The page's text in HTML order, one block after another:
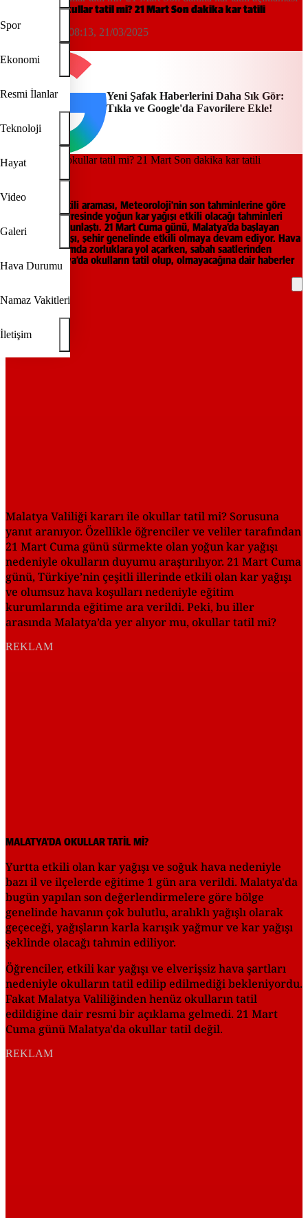
Spor
Ekonomi
Resmi İlanlar
Teknoloji
Hayat
Video
Galeri
Hava Durumu
Namaz Vakitleri
İletişim
Malatya'da okullar tatil mi? 21 Mart Son dakika kar tatili
Tuğba Güner
08:13, 21/03/2025
Yeni Şafak Haberlerini Daha Sık Gör:
Tıkla ve Google'da Favorilere Ekle!
Malatya kar tatili araması, Meteoroloji'nin son tahminlerine göre
Malatya ve çevresinde yoğun kar yağışı etkili olacağı tahminleri
sonrasında yoğunlaştı. 21 Mart Cuma günü, Malatya’da başlayan
yoğun kar yağışı, şehir genelinde etkili olmaya devam ediyor. Hava
koşulları, ulaşımda zorluklara yol açarken, sabah saatlerinden
itibaren Malatya’da okulların tatil olup, olmayacağına dair haberler
araştırılıyor.
Malatya Valiliği kararı ile okullar tatil mi? Sorusuna
yanıt aranıyor. Özellikle öğrenciler ve veliler tarafından
21 Mart Cuma günü sürmekte olan yoğun kar yağışı
nedeniyle okulların duyumu araştırılıyor. 21 Mart Cuma
günü, Türkiye’nin çeşitli illerinde etkili olan kar yağışı
ve olumsuz hava koşulları nedeniyle eğitim
kurumlarında eğitime ara verildi. Peki, bu iller
arasında Malatya’da yer alıyor mu, okullar tatil mi?
REKLAM
MALATYA'DA OKULLAR TATİL Mİ?
Yurtta etkili olan kar yağışı ve soğuk hava nedeniyle
bazı il ve ilçelerde eğitime 1 gün ara verildi. Malatya'da
bugün yapılan son değerlendirmelere göre bölge
genelinde havanın çok bulutlu, aralıklı yağışlı olarak
geçeceği, yağışların karla karışık yağmur ve kar yağışı
şeklinde olacağı tahmin ediliyor.
Öğrenciler, etkili kar yağışı ve elverişsiz hava şartları
nedeniyle okulların tatil edilip edilmediği bekleniyordu.
Fakat Malatya Valiliğinden henüz okulların tatil
edildiğine dair resmi bir açıklama gelmedi. 21 Mart
Cuma günü Malatya'da okullar tatil değil.
REKLAM